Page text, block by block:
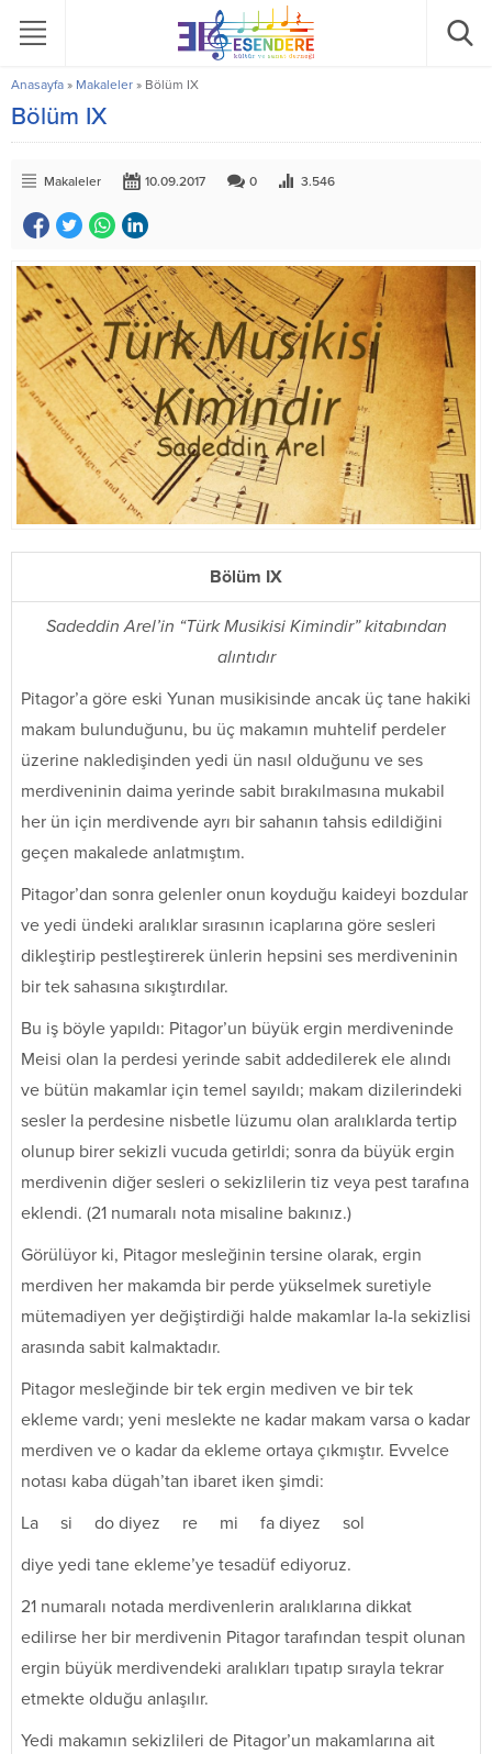
Anasayfa » Makaleler » Bölüm IX
Bölüm IX
Makaleler 10.09.2017 0 3.546
Bölüm IX
Sadeddin Arel’in “Türk Musikisi Kimindir” kitabından
alıntıdır
Pitagor’a göre eski Yunan musikisinde ancak üç tane hakiki
makam bulunduğunu, bu üç makamın muhtelif perdeler
üzerine nakledişinden yedi ün nasıl olduğunu ve ses
merdiveninin daima yerinde sabit bırakılmasına mukabil
her ün için merdivende ayrı bir sahanın tahsis edildiğini
geçen makalede anlatmıştım.
Pitagor’dan sonra gelenler onun koyduğu kaideyi bozdular
ve yedi ündeki aralıklar sırasının icaplarına göre sesleri
dikleştirip pestleştirerek ünlerin hepsini ses merdiveninin
bir tek sahasına sıkıştırdılar.
Bu iş böyle yapıldı: Pitagor’un büyük ergin merdiveninde
Meisi olan la perdesi yerinde sabit addedilerek ele alındı
ve bütün makamlar için temel sayıldı; makam dizilerindeki
sesler la perdesine nisbetle lüzumu olan aralıklarda tertip
olunup birer sekizli vucuda getirldi; sonra da büyük ergin
merdivenin diğer sesleri o sekizlilerin tiz veya pest tarafına
eklendi. (21 numaralı nota misaline bakınız.)
Görülüyor ki, Pitagor mesleğinin tersine olarak, ergin
merdiven her makamda bir perde yükselmek suretiyle
mütemadiyen yer değiştirdiği halde makamlar la-la sekizlisi
arasında sabit kalmaktadır.
Pitagor mesleğinde bir tek ergin mediven ve bir tek
ekleme vardı; yeni meslekte ne kadar makam varsa o kadar
merdiven ve o kadar da ekleme ortaya çıkmıştır. Evvelce
notası kaba dügah’tan ibaret iken şimdi:
La si do diyez re mi fa diyez sol
diye yedi tane ekleme’ye tesadüf ediyoruz.
21 numaralı notada merdivenlerin aralıklarına dikkat
edilirse her bir merdivenin Pitagor tarafından tespit olunan
ergin büyük merdivendeki aralıkları tıpatıp sırayla tekrar
etmekte olduğu anlaşılır.
Yedi makamın sekizlileri de Pitagor’un makamlarına ait